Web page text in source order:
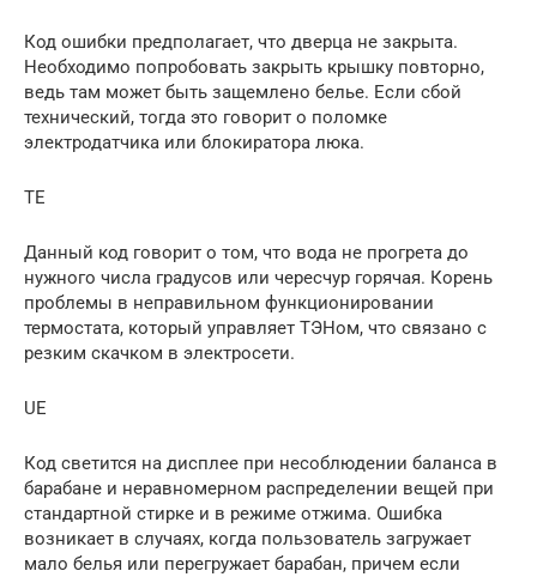
Код ошибки предполагает, что дверца не закрыта.
Необходимо попробовать закрыть крышку повторно,
ведь там может быть защемлено белье. Если сбой
технический, тогда это говорит о поломке
электродатчика или блокиратора люка.
TE
Данный код говорит о том, что вода не прогрета до
нужного числа градусов или чересчур горячая. Корень
проблемы в неправильном функционировании
термостата, который управляет ТЭНом, что связано с
резким скачком в электросети.
UE
Код светится на дисплее при несоблюдении баланса в
барабане и неравномерном распределении вещей при
стандартной стирке и в режиме отжима. Ошибка
возникает в случаях, когда пользователь загружает
мало белья или перегружает барабан, причем если